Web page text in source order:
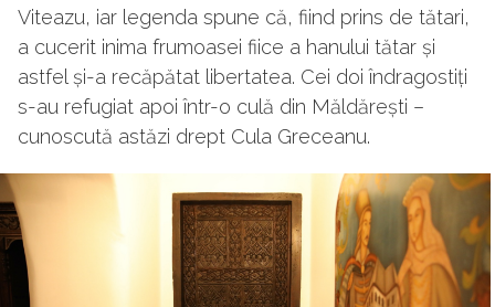
Viteazu, iar legenda spune că, fiind prins de tătari,
a cucerit inima frumoasei fiice a hanului tătar și
astfel și-a recăpătat libertatea. Cei doi îndragostiți
s-au refugiat apoi într-o culă din Măldărești –
cunoscută astăzi drept Cula Greceanu.